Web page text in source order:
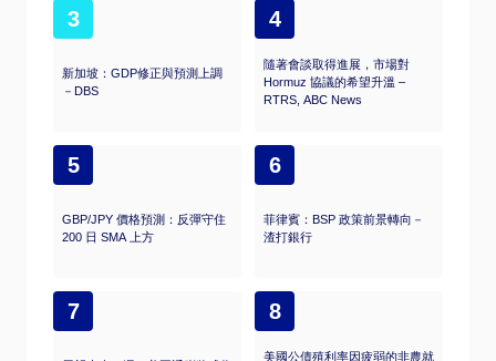
3
新加坡：GDP修正與預測上調
－DBS
4
隨著會談取得進展，市場對
Hormuz 協議的希望升溫 –
RTRS, ABC News
5
GBP/JPY 價格預測：反彈守住
200 日 SMA 上方
6
菲律賓：BSP 政策前景轉向－
渣打銀行
7 8
美國公債殖利率因疲弱的非農就